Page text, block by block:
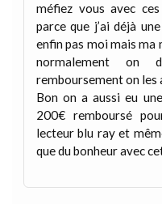
méfiez vous avec
parce que j’ai déjà
enfin pas moi mais ma
normalement on
remboursement on
Bon on a aussi eu
200€ remboursé
lecteur blu ray et
que du bonheur avec